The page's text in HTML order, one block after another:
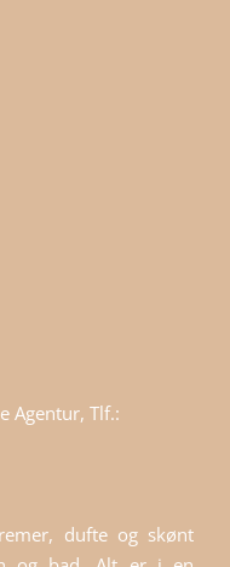
Agentur, Tlf.:
dufte og skønt